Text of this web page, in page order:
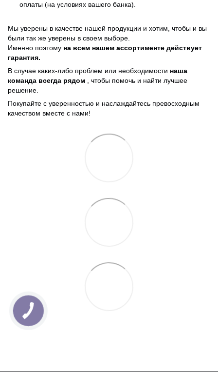
оплаты (на условиях вашего банка).
Мы уверены в качестве нашей продукции и хотим, чтобы и вы
были так же уверены в своем выборе.
Именно поэтому на всем нашем ассортименте действует
гарантия.
В случае каких-либо проблем или необходимости наша
команда всегда рядом , чтобы помочь и найти лучшее
решение.
Покупайте с уверенностью и наслаждайтесь превосходным
качеством вместе с нами!